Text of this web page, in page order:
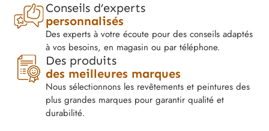
Conseils d’experts
personnalisés
Des experts à votre écoute pour des conseils adaptés
à vos besoins, en magasin ou par téléphone.
Des produits
des meilleures marques
Nous sélectionnons les revêtements et peintures des
plus grandes marques pour garantir qualité et
durabilité.